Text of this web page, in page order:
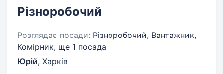
Різноробочий
Розглядає посади: Різноробочий, Вантажник,
Комірник, ще 1 посада
Юрій, Харків